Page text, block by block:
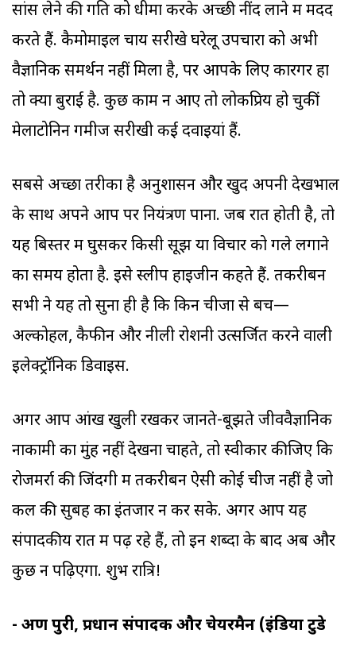
सांस लेने की गति को धीमा करके अच्छी नींद लाने में मदद
करते हैं. कैमोमाइल चाय सरीखे घरेलू उपचारों को अभी
वैज्ञानिक समर्थन नहीं मिला है, पर आपके लिए कारगर हों
तो क्या बुराई है. कुछ काम न आए तो लोकप्रिय हो चुकीं
मेलाटोनिन गमीज सरीखी कई दवाइयां हैं.
सबसे अच्छा तरीका है अनुशासन और खुद अपनी देखभाल
के साथ अपने आप पर नियंत्रण पाना. जब रात होती है, तो
यह बिस्तर में घुसकर किसी सूझ या विचार को गले लगाने
का समय होता है. इसे स्लीप हाइजीन कहते हैं. तकरीबन
सभी ने यह तो सुना ही है कि किन चीजों से बचें—
अल्कोहल, कैफीन और नीली रोशनी उत्सर्जित करने वाली
इलेक्ट्रॉनिक डिवाइस.
अगर आप आंखें खुली रखकर जानते-बूझते जीववैज्ञानिक
नाकामी का मुंह नहीं देखना चाहते, तो स्वीकार कीजिए कि
रोजमर्रा की जिंदगी में तकरीबन ऐसी कोई चीज नहीं है जो
कल की सुबह का इंतजार न कर सके. अगर आप यह
संपादकीय रात में पढ़ रहे हैं, तो इन शब्दों के बाद अब और
कुछ न पढ़िएगा. शुभ रात्रि!
- अरुण पुरी, प्रधान संपादक और चेयरमैन (इंडिया टुडे